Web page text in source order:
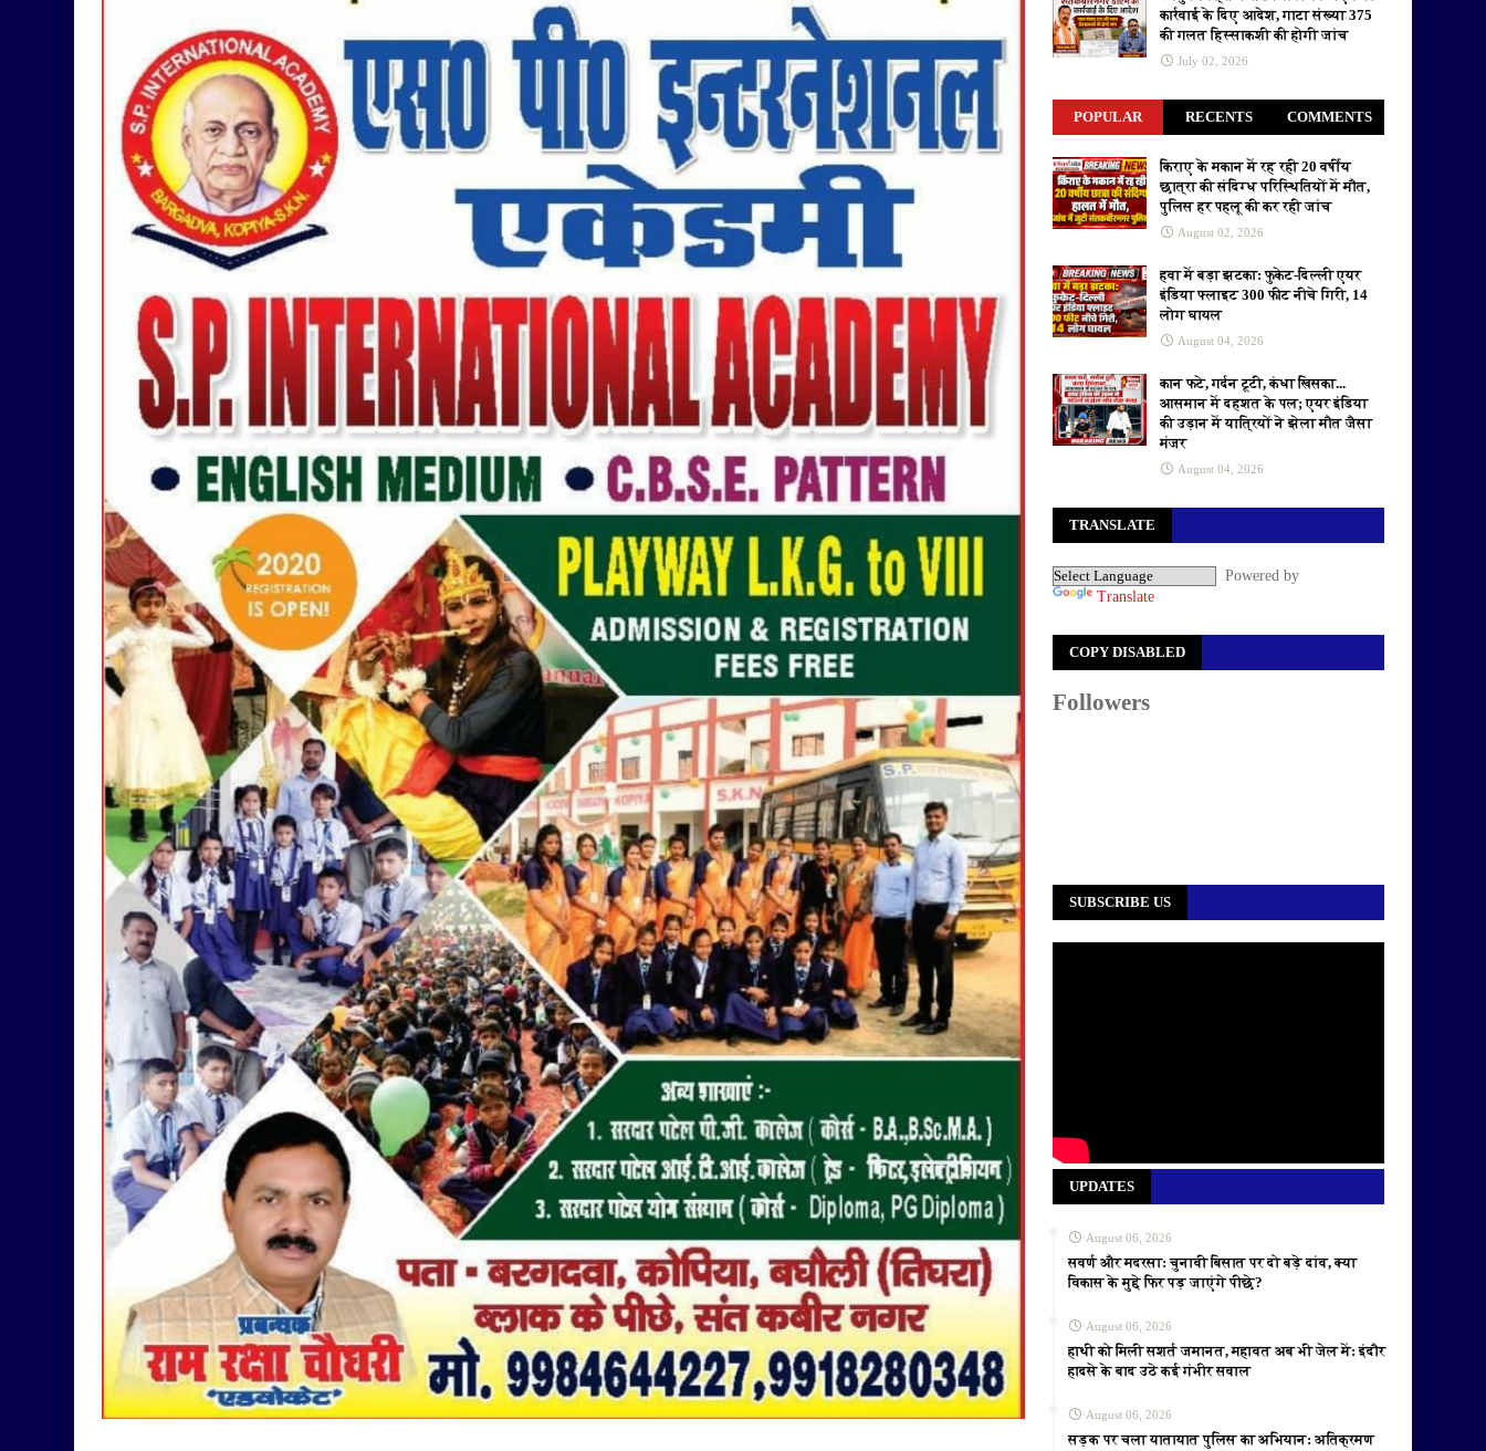
कार्रवाई के दिए आदेश, गाटा संख्या 375
की गलत हिस्साकशी की होगी जांच
July 02, 2026
POPULAR RECENTS COMMENTS
किराए के मकान में रह रही 20 वर्षीय
छात्रा की संदिग्ध परिस्थितियों में मौत,
पुलिस हर पहलू की कर रही जांच
August 02, 2026
हवा में बड़ा झटका: फुकेट-दिल्ली एयर
इंडिया फ्लाइट 300 फीट नीचे गिरी, 14
लोग घायल
August 04, 2026
कान फटे, गर्दन टूटी, कंधा खिसका...
आसमान में दहशत के पल; एयर इंडिया
की उड़ान में यात्रियों ने झेला मौत जैसा
मंजर
August 04, 2026
TRANSLATE
Powered by
Translate
COPY DISABLED
Followers
SUBSCRIBE US
UPDATES
August 06, 2026
सवर्ण और मदरसा: चुनावी बिसात पर दो बड़े दांव, क्या
विकास के मुद्दे फिर पड़ जाएंगे पीछे?
August 06, 2026
हाथी को मिली सशर्त जमानत, महावत अब भी जेल में: इंदौर
हादसे के बाद उठे कई गंभीर सवाल
August 06, 2026
सड़क पर चला यातायात पुलिस का अभियान: अतिक्रमण